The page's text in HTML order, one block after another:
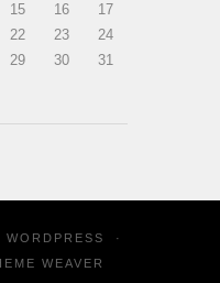
15 16
17
22 23
24
29 30
31
WORDPRESS
·
WEAVER